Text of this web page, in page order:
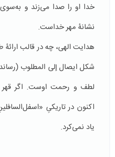
خدا او را صدا می‌زند و
نشانۀ مهر خداست.
هدایت الهی، چه در قالب ارائۀ
شکل ایصال إلی المطلوب
لطف و رحمت اوست. اگر قهر
اکنون در تاریکیِ
یاد نمی‌کرد.